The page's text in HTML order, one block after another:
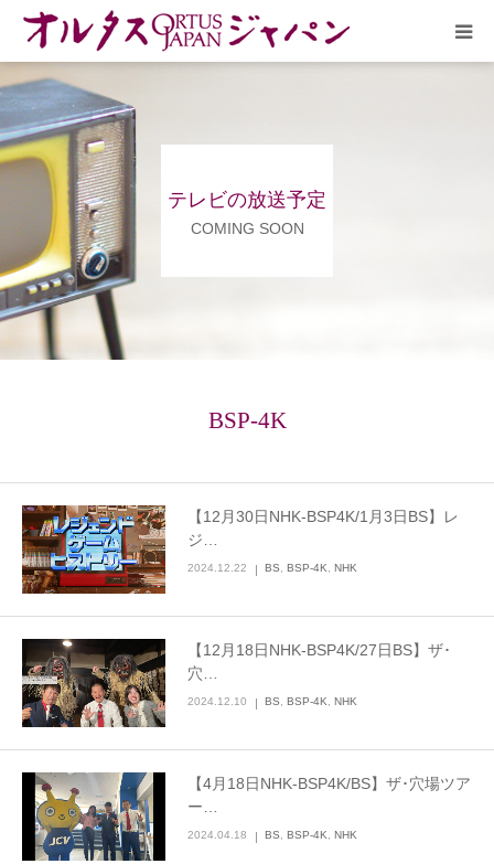
テレビの放送予定
COMING SOON
BSP-4K
【12月30日NHK-BSP4K/1月3日BS】レ
ジ…
2024.12.22 BS BSP-4K NHK
【12月18日NHK-BSP4K/27日BS】ザ･
穴…
2024.12.10 BS BSP-4K NHK
【4月18日NHK-BSP4K/BS】ザ･穴場ツア
ー…
2024.04.18 BS BSP-4K NHK
HOME
放送予定
作品リスト
VOICE
企画実現部
お問合せ
English